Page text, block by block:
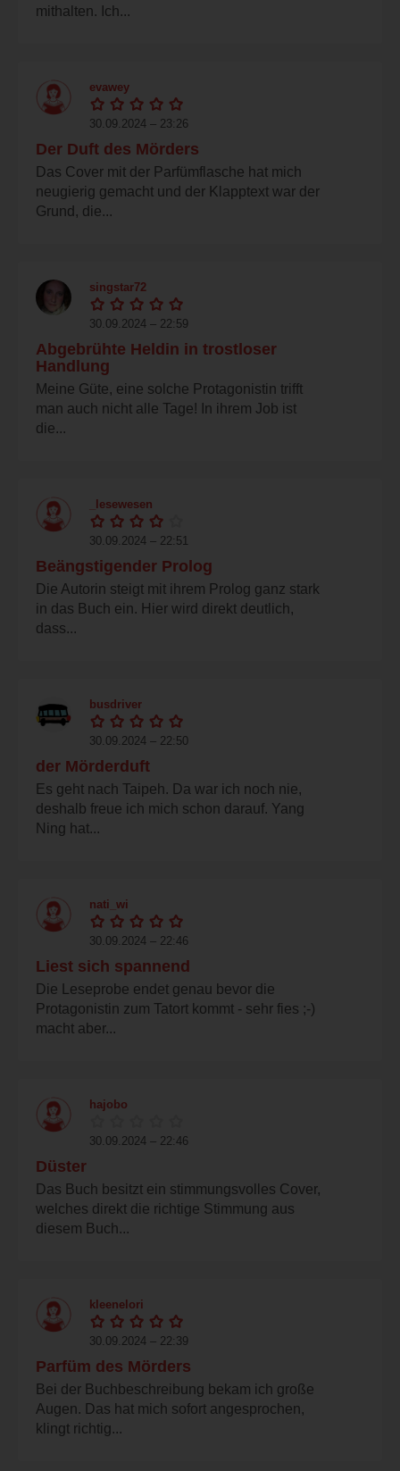
mithalten. Ich...
evawey
30.09.2024 – 23:26
Der Duft des Mörders
Das Cover mit der Parfümflasche hat mich
neugierig gemacht und der Klapptext war der
Grund, die...
singstar72
30.09.2024 – 22:59
Abgebrühte Heldin in trostloser
Handlung
Meine Güte, eine solche Protagonistin trifft
man auch nicht alle Tage! In ihrem Job ist
die...
_lesewesen
30.09.2024 – 22:51
Beängstigender Prolog
Die Autorin steigt mit ihrem Prolog ganz stark
in das Buch ein. Hier wird direkt deutlich,
dass...
busdriver
30.09.2024 – 22:50
der Mörderduft
Es geht nach Taipeh. Da war ich noch nie,
deshalb freue ich mich schon darauf. Yang
Ning hat...
nati_wi
30.09.2024 – 22:46
Liest sich spannend
Die Leseprobe endet genau bevor die
Protagonistin zum Tatort kommt - sehr fies ;-)
macht aber...
hajobo
30.09.2024 – 22:46
Düster
Das Buch besitzt ein stimmungsvolles Cover,
welches direkt die richtige Stimmung aus
diesem Buch...
kleenelori
30.09.2024 – 22:39
Parfüm des Mörders
Bei der Buchbeschreibung bekam ich große
Augen. Das hat mich sofort angesprochen,
klingt richtig...